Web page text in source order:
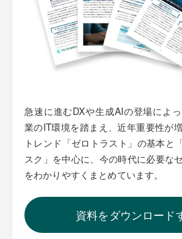
急速に進むDXや生成AIの登場によ
業のIT環境を踏まえ、近年重要性が
トレンド「ゼロトラスト」の基本と
スク」を中心に、今の時代に必要な
をわかりやすくまとめています。
資料をダウンロード